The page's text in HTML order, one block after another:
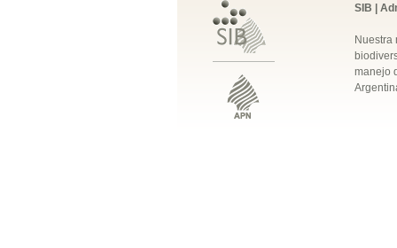
SIB |
Nuestra
manejo